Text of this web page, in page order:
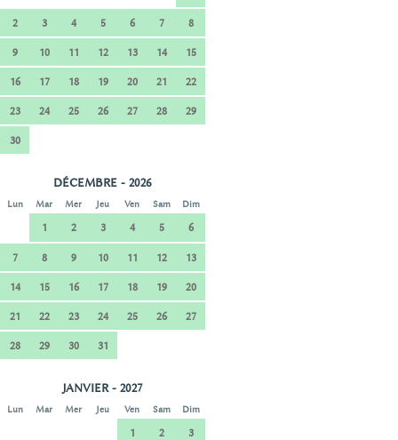
2 3 4 5 6 7 8
9 10 11 12 13 14 15
16 17 18 19 20 21 22
23 24 25 26 27 28 29
30
DÉCEMBRE - 2026
Lun Mar Mer Jeu Ven Sam Dim
1 2 3 4 5 6
7 8 9 10 11 12 13
14 15 16 17 18 19 20
21 22 23 24 25 26 27
28 29 30 31
JANVIER - 2027
Lun Mar Mer Jeu Ven Sam Dim
1 2 3